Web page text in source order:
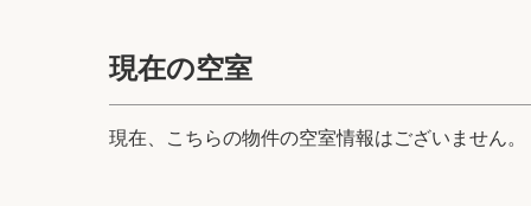
現在の空室
現在、こちらの物件の空室情報はございません。